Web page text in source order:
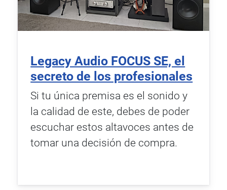
Legacy Audio FOCUS SE, el
secreto de los profesionales
Si tu única premisa es el sonido y
la calidad de este, debes de poder
escuchar estos altavoces antes de
tomar una decisión de compra.